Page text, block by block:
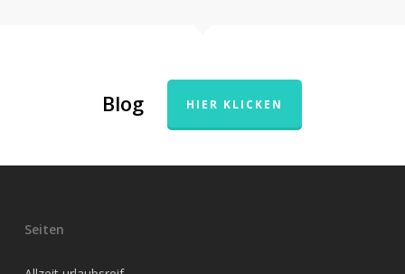
Blog HIER KLICKEN
Seiten